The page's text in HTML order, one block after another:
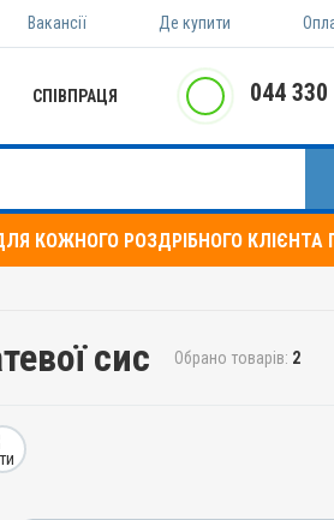
Вакансії Де купити
СПІВПРАЦЯ 044
КОЖНОГО РОЗДРІБНОГО КЛІЄНТА
сис Обрано товарів: 2